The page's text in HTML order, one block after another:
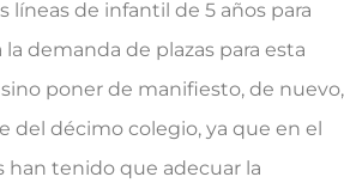
líneas de infantil de 5 años para
demanda de plazas para esta
poner de manifiesto, de nuevo,
del décimo colegio, ya que en el
han tenido que adecuar la